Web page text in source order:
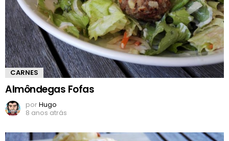
CARNES
Almôndegas Fofas
porHugo
8 anos atrás